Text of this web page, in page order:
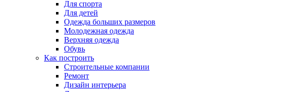
Для спорта
Для детей
Одежда больших размеров
Молодежная одежда
Верхняя одежда
Обувь
Как построить
Строительные компании
Ремонт
Дизайн интерьера